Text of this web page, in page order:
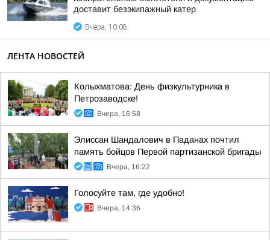
доставит безэкипажный катер
Вчера, 10:08
ЛЕНТА НОВОСТЕЙ
Колыхматова: День физкультурника в
Петрозаводске!
Вчера, 16:58
Элиссан Шандалович в Паданах почтил
память бойцов Первой партизанской бригады
Вчера, 16:22
Голосуйте там, где удобно!
Вчера, 14:36